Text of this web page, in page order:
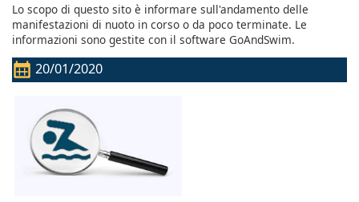
Lo scopo di questo sito è informare sull'andamento delle
manifestazioni di nuoto in corso o da poco terminate. Le
informazioni sono gestite con il software GoAndSwim.
20/01/2020